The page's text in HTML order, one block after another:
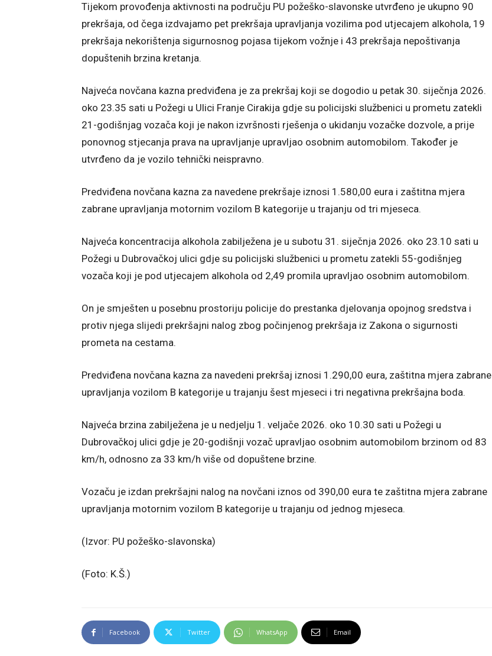
Tijekom provođenja aktivnosti na području PU požeško-slavonske utvrđeno je ukupno 90
prekršaja, od čega izdvajamo pet prekršaja upravljanja vozilima pod utjecajem alkohola, 19
prekršaja nekorištenja sigurnosnog pojasa tijekom vožnje i 43 prekršaja nepoštivanja
dopuštenih brzina kretanja.
Najveća novčana kazna predviđena je za prekršaj koji se dogodio u petak 30. siječnja 2026.
oko 23.35 sati u Požegi u Ulici Franje Cirakija gdje su policijski službenici u prometu zatekli
21-godišnjag vozača koji je nakon izvršnosti rješenja o ukidanju vozačke dozvole, a prije
ponovnog stjecanja prava na upravljanje upravljao osobnim automobilom. Također je
utvrđeno da je vozilo tehnički neispravno.
Predviđena novčana kazna za navedene prekršaje iznosi 1.580,00 eura i zaštitna mjera
zabrane upravljanja motornim vozilom B kategorije u trajanju od tri mjeseca.
Najveća koncentracija alkohola zabilježena je u subotu 31. siječnja 2026. oko 23.10 sati u
Požegi u Dubrovačkoj ulici gdje su policijski službenici u prometu zatekli 55-godišnjeg
vozača koji je pod utjecajem alkohola od 2,49 promila upravljao osobnim automobilom.
On je smješten u posebnu prostoriju policije do prestanka djelovanja opojnog sredstva i
protiv njega slijedi prekršajni nalog zbog počinjenog prekršaja iz Zakona o sigurnosti
prometa na cestama.
Predviđena novčana kazna za navedeni prekršaj iznosi 1.290,00 eura, zaštitna mjera zabrane
upravljanja vozilom B kategorije u trajanju šest mjeseci i tri negativna prekršajna boda.
Najveća brzina zabilježena je u nedjelju 1. veljače 2026. oko 10.30 sati u Požegi u
Dubrovačkoj ulici gdje je 20-godišnji vozač upravljao osobnim automobilom brzinom od 83
km/h, odnosno za 33 km/h više od dopuštene brzine.
Vozaču je izdan prekršajni nalog na novčani iznos od 390,00 eura te zaštitna mjera zabrane
upravljanja motornim vozilom B kategorije u trajanju od jednog mjeseca.
(Izvor: PU požeško-slavonska)
(Foto: K.Š.)
Facebook Twitter WhatsApp Email